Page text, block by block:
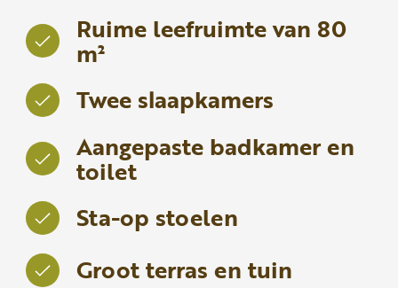
Ruime leefruimte van 80
m²
Twee slaapkamers
Aangepaste badkamer en
toilet
Sta-op stoelen
Groot terras en tuin